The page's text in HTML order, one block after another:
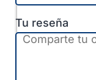
Tu reseña